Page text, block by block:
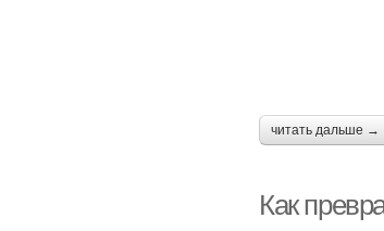
читать дальше →
Как